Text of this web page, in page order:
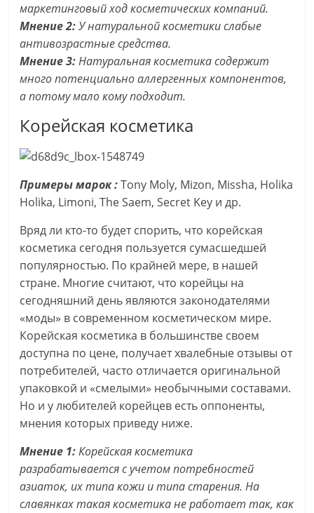
маркетинговый ход косметических компаний.
Мнение 2: У натуральной косметики слабые
антивозрастные средства.
Мнение 3: Натуральная косметика содержит
много потенциально аллергенных компонентов,
а потому мало кому подходит.
Корейская косметика
Примеры марок :Tony Moly, Mizon, Missha, Holika
Holika, Limoni, The Saem, Secret Key и др.
Вряд ли кто-то будет спорить, что корейская
косметика сегодня пользуется сумасшедшей
популярностью. По крайней мере, в нашей
стране. Многие считают, что корейцы на
сегодняшний день являются законодателями
«моды» в современном косметическом мире.
Корейская косметика в большинстве своем
доступна по цене, получает хвалебные отзывы от
потребителей, часто отличается оригинальной
упаковкой и «смелыми» необычными составами.
Но и у любителей корейцев есть оппоненты,
мнения которых приведу ниже.
Мнение 1: Корейская косметика
разрабатывается с учетом потребностей
азиаток, их типа кожи и типа старения. На
славянках такая косметика не работает так, как